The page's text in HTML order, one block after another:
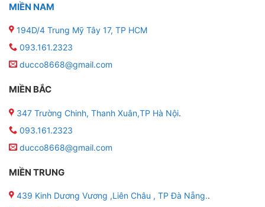
MIỀN NAM
194D/4 Trung Mỹ Tây 17, TP HCM
093.161.2323
ducco8668@gmail.com
MIỀN BẮC
347 Trường Chinh, Thanh Xuân,TP Hà Nội.
093.161.2323
ducco8668@gmail.com
MIỀN TRUNG
439 Kinh Dương Vương ,Liên Châu , TP Đà Nẵng..